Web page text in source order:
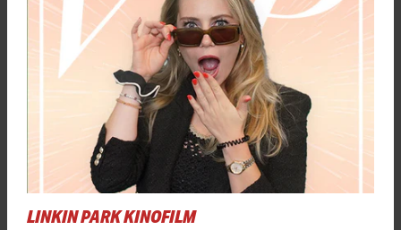
LINKIN PARK KINOFILM